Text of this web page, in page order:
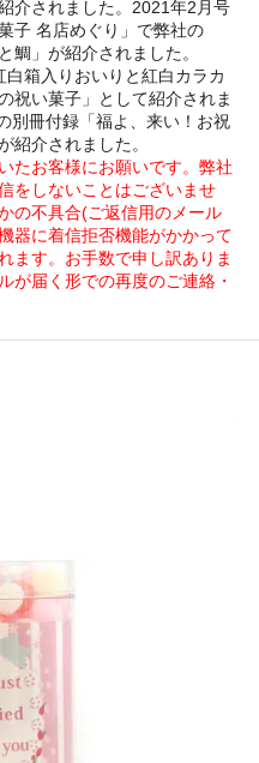
介されました。2021年2月号
子 名店めぐり」で弊社の
鯛」が紹介されました。
箱入りおいりと紅白カラカ
祝い菓子」として紹介されま
別冊付録「福よ、来い！お祝
紹介されました。
たお客様にお願いです。弊社
をしないことはございませ
の不具合(ご返信用のメール
器に着信拒否機能がかかって
ます。お手数で申し訳ありま
が届く形での再度のご連絡・